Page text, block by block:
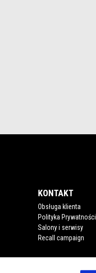
KONTAKT
Obsługa klienta
Polityka Prywatności
Salony i serwisy
Recall campaign